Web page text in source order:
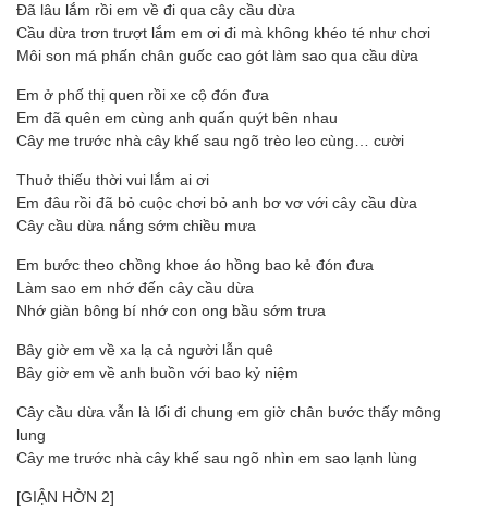
Đã lâu lắm rồi em về đi qua cây cầu dừa
Cầu dừa trơn trượt lắm em ơi đi mà không khéo té như chơi
Môi son má phấn chân guốc cao gót làm sao qua cầu dừa
Em ở phố thị quen rồi xe cộ đón đưa
Em đã quên em cùng anh quấn quýt bên nhau
Cây me trước nhà cây khế sau ngõ trèo leo cùng… cười
Thuở thiếu thời vui lắm ai ơi
Em đâu rồi đã bỏ cuộc chơi bỏ anh bơ vơ với cây cầu dừa
Cây cầu dừa nắng sớm chiều mưa
Em bước theo chồng khoe áo hồng bao kẻ đón đưa
Làm sao em nhớ đến cây cầu dừa
Nhớ giàn bông bí nhớ con ong bầu sớm trưa
Bây giờ em về xa lạ cả người lẫn quê
Bây giờ em về anh buồn với bao kỷ niệm
Cây cầu dừa vẫn là lối đi chung em giờ chân bước thấy mông
lung
Cây me trước nhà cây khế sau ngõ nhìn em sao lạnh lùng
[GIẬN HỜN 2]